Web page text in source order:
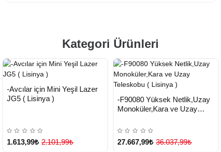
Kategori Ürünleri
TESLİMAT
-Avcılar için Mini Yeşil Lazer
JG5 ( Lisinya )
1.613,99₺ 2.101,99₺
TESLİMAT
-F90080 Yüksek Netlik,Uzay
Monoküler,Kara ve Uzay
27.667,99₺ 36.037,99₺